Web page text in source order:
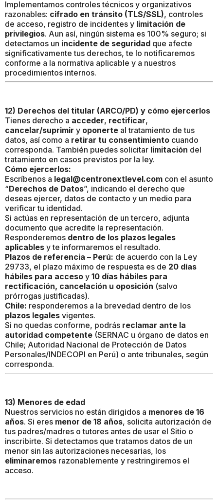
Implementamos controles técnicos y organizativos
razonables: cifrado en tránsito (TLS/SSL), controles
de acceso, registro de incidentes y limitación de
privilegios. Aun así, ningún sistema es 100% seguro; si
detectamos un incidente de seguridad que afecte
significativamente tus derechos, te lo notificaremos
conforme a la normativa aplicable y a nuestros
procedimientos internos.
12) Derechos del titular (ARCO/PD) y cómo ejercerlos
Tienes derecho a acceder, rectificar,
cancelar/suprimir y oponerte al tratamiento de tus
datos, así como a retirar tu consentimiento cuando
corresponda. También puedes solicitar limitación del
tratamiento en casos previstos por la ley.
Cómo ejercerlos:
Escríbenos a legal@centronextlevel.com con el asunto
“Derechos de Datos”, indicando el derecho que
deseas ejercer, datos de contacto y un medio para
verificar tu identidad.
Si actúas en representación de un tercero, adjunta
documento que acredite la representación.
Responderemos dentro de los plazos legales
aplicables y te informaremos el resultado.
Plazos de referencia – Perú: de acuerdo con la Ley
29733, el plazo máximo de respuesta es de 20 días
hábiles para acceso y 10 días hábiles para
rectificación, cancelación u oposición (salvo
prórrogas justificadas).
Chile: responderemos a la brevedad dentro de los
plazos legales vigentes.
Si no quedas conforme, podrás reclamar ante la
autoridad competente (SERNAC u órgano de datos en
Chile; Autoridad Nacional de Protección de Datos
Personales/INDECOPI en Perú) o ante tribunales, según
corresponda.
13) Menores de edad
Nuestros servicios no están dirigidos a menores de 16
años. Si eres menor de 18 años, solicita autorización de
tus padres/madres o tutores antes de usar el Sitio o
inscribirte. Si detectamos que tratamos datos de un
menor sin las autorizaciones necesarias, los
eliminaremos razonablemente y restringiremos el
acceso.